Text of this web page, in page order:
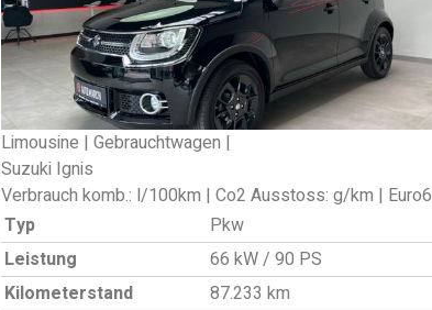
Limousine | Gebrauchtwagen |
Suzuki Ignis
Verbrauch komb.: l/100km | Co2 Ausstoss: g/km | Euro6
Typ
Pkw
Leistung
66 kW / 90 PS
Kilometerstand
87.233 km